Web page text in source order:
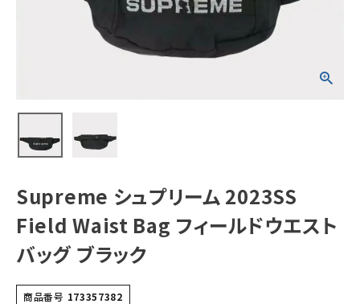
Tシャツ・ロングスリーブ
パーカー・トレーナー
キャップ・ハット
ニット帽・ビーニー
Supreme シュプリーム 2023SS
Field Waist Bag フィールドウエスト
バッグ ブラック
商品番号 173357382